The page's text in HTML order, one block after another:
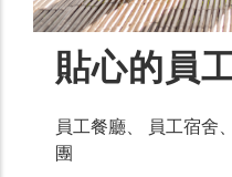
貼心的員
員工餐廳、 員工宿舍
團